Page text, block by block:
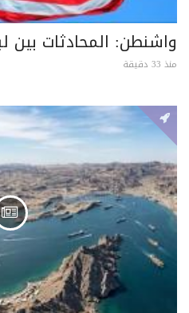
واشنطن: المحادثات بين
منذ 33 دقيقة